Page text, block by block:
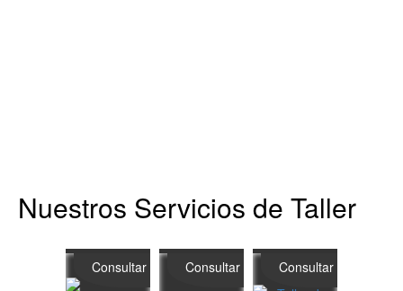
Nuestros Servicios de Taller
Consultar Consultar Consultar